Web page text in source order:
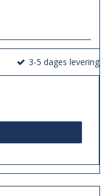
3-5 dages levering